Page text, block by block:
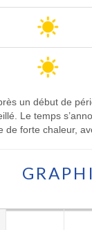
un début de
Le temps
de forte chaleur,